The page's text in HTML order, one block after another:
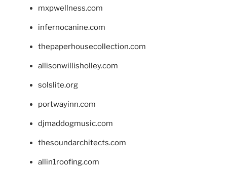
mxpwellness.com
infernocanine.com
thepaperhousecollection.com
allisonwillisholley.com
solslite.org
portwayinn.com
djmaddogmusic.com
thesoundarchitects.com
allin1roofing.com